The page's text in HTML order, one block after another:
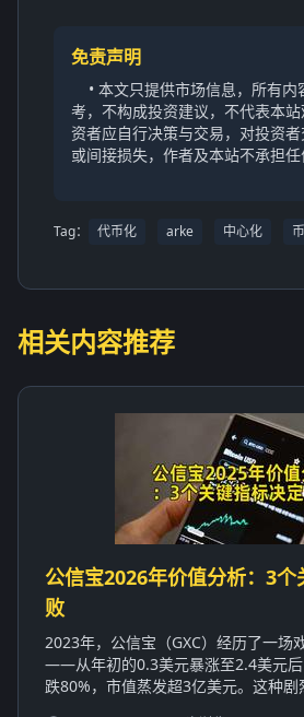
免责声明
• 本文只提供市场信息，所有
考，不构成投资建议，不代表本
资者应自行决策与交易，对投资
或间接损失，作者及本站不承担任
Tag： 代币化 arke 中心化
相关内容推荐
公信宝2026年价值分析：3个
败
2023年，公信宝（GXC）经历了一场
——从年初的0.3美元暴涨至2.4美元
跌80%，市值蒸发超3亿美元。这种剧